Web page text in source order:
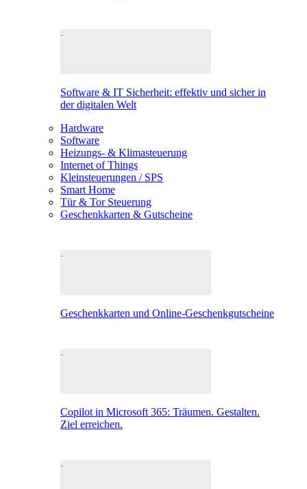
Software & IT Sicherheit: effektiv und sicher in
der digitalen Welt
Hardware
Software
Heizungs- & Klimasteuerung
Internet of Things
Kleinsteuerungen / SPS
Smart Home
Tür & Tor Steuerung
Geschenkkarten & Gutscheine
Geschenkkarten und Online-Geschenkgutscheine
Copilot in Microsoft 365: Träumen. Gestalten.
Ziel erreichen.